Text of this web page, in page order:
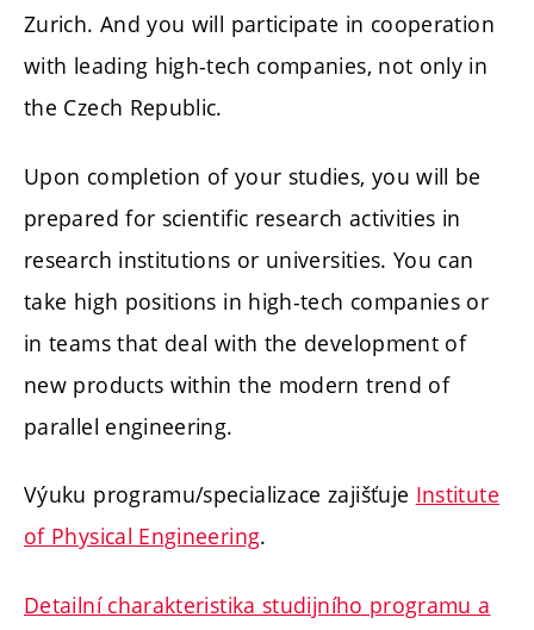
Zurich. And you will participate in cooperation
with leading high-tech companies, not only in
the Czech Republic.
Upon completion of your studies, you will be
prepared for scientific research activities in
research institutions or universities. You can
take high positions in high-tech companies or
in teams that deal with the development of
new products within the modern trend of
parallel engineering.
Výuku programu/specializace zajišťuje Institute
of Physical Engineering.
Detailní charakteristika studijního programu a